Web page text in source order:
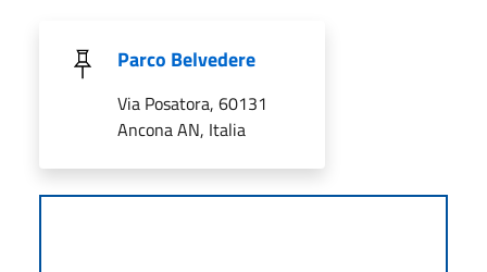
Parco Belvedere
Via Posatora, 60131
Ancona AN, Italia